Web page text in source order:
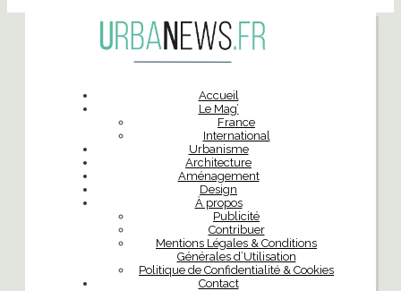
Accueil
Le Mag’
France
International
Urbanisme
Architecture
Aménagement
Design
À propos
Publicité
Contribuer
Mentions Légales & Conditions
Générales d’Utilisation
Politique de Confidentialité & Cookies
Contact